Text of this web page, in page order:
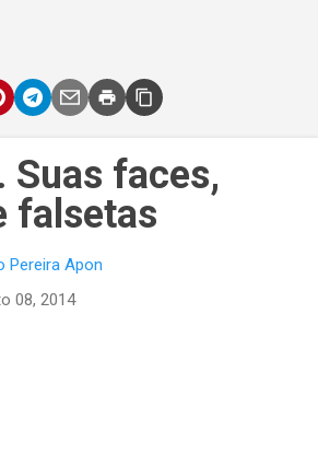
Suas faces,
falsetas
Pereira Apon
08, 2014